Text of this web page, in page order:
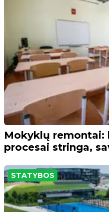
Mokyklų remontai:
procesai stringa,
STATYBOS